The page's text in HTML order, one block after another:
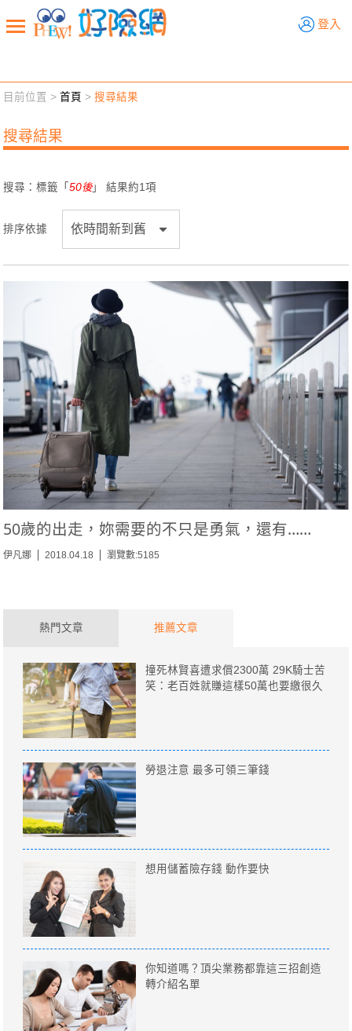
登入
新聞觀點 業務交流
退休先準備 好險學堂 輔銷工具 活動專區
目前位置 >首頁 >搜尋結果
搜尋結果
搜尋：標籤「50後」 結果約1項
排序依據
50歲的出走，妳需要的不只是勇氣，還有……
伊凡娜 2018.04.18 瀏覽數:5185
熱門文章 推薦文章
撞死林賢喜遭求償2300萬 29K騎士苦
笑：老百姓就賺這樣50萬也要繳很久
勞退注意 最多可領三筆錢
想用儲蓄險存錢 動作要快
你知道嗎？頂尖業務都靠這三招創造
轉介紹名單